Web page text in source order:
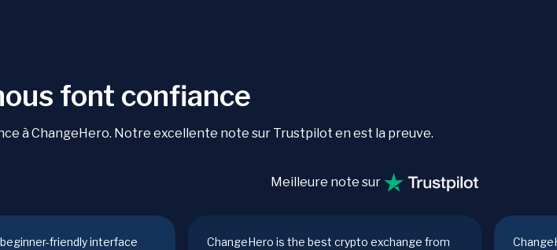
font confiance
à ChangeHero. Notre excellente note sur Trustpilot en est la preuve.
Meilleure note sur
friendly interface
ChangeHero is the best crypto exchange from